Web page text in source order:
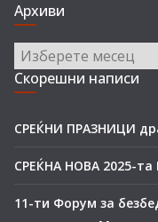
Архиви
Архиви
Скорешни написи
СРЕЌНИ ПРАЗНИЦИ
СРЕЌНА НОВА 2025-
11-ти Форум за